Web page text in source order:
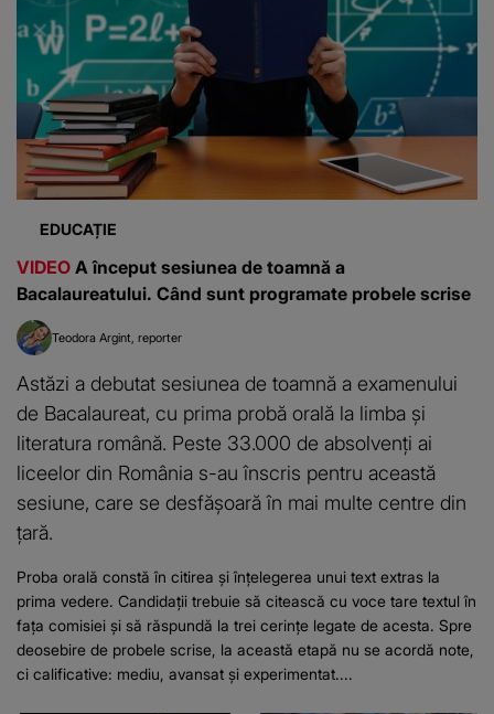
EDUCAȚIE
VIDEO A început sesiunea de toamnă a
Bacalaureatului. Când sunt programate probele scrise
Teodora Argint reporter
Astăzi a debutat sesiunea de toamnă a examenului
de Bacalaureat, cu prima probă orală la limba și
literatura română. Peste 33.000 de absolvenți ai
liceelor din România s-au înscris pentru această
sesiune, care se desfășoară în mai multe centre din
țară.
Proba orală constă în citirea și înțelegerea unui text extras la
prima vedere. Candidații trebuie să citească cu voce tare textul în
fața comisiei și să răspundă la trei cerințe legate de acesta. Spre
deosebire de probele scrise, la această etapă nu se acordă note,
ci calificative: mediu, avansat și experimentat....